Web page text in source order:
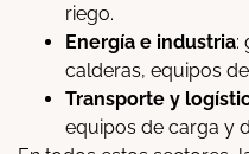
riego.
Energía e industria:
calderas, equipos
Transporte y
equipos de carga y